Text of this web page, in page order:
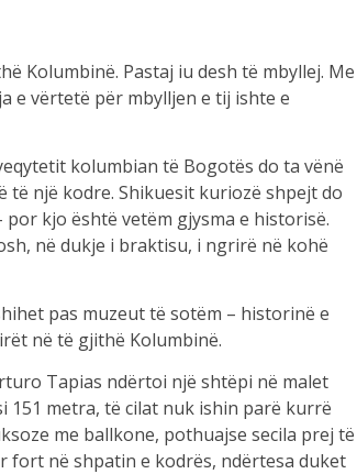
Kolumbinë. Pastaj iu desh të mbyllej. Me
e vërtetë për mbylljen e tij ishte e
kolumbian të Bogotës do ta vënë
një kodre. Shikuesit kuriozë shpejt do
kjo është vetëm gjysma e historisë.
në dukje i braktisu, i ngrirë në kohë
pas muzeut të sotëm – historinë e
në të gjithë Kolumbinë.
Tapias ndërtoi një shtëpi në malet
151 metra, të cilat nuk ishin parë kurrë
me ballkone, pothuajse secila prej të
fort në shpatin e kodrës, ndërtesa duket